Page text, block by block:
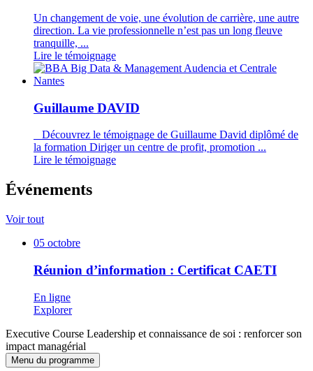
Un changement de voie, une évolution de carrière, une autre
direction. La vie professionnelle n’est pas un long fleuve
tranquille, ...
Lire le témoignage
Guillaume DAVID
Découvrez le témoignage de Guillaume David diplômé de
la formation Diriger un centre de profit, promotion ...
Lire le témoignage
Événements
Voir tout
05 octobre
Réunion d’information : Certificat CAETI
En ligne
Explorer
Executive Course Leadership et connaissance de soi : renforcer son
impact managérial
Menu du programme